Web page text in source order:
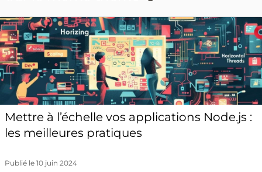
Mettre à l’échelle vos applications Node.js :
les meilleures pratiques
Publié le 10 juin 2024